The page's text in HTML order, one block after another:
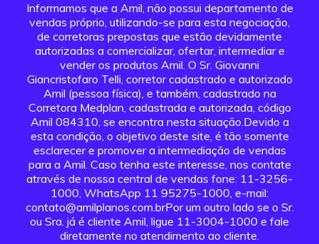
Informamos que a Amil, não possui departamento de
vendas próprio, utilizando-se para esta negociação,
de corretoras prepostas que estão devidamente
autorizadas a comercializar, ofertar, intermediar e
vender os produtos Amil. O Sr. Giovanni
Giancristofaro Telli, corretor cadastrado e autorizado
Amil (pessoa física), e também, cadastrado na
Corretora Medplan, cadastrada e autorizada, código
Amil 084310, se encontra nesta situação.Devido a
esta condição, o objetivo deste site, é tão somente
esclarecer e promover a intermediação de vendas
para a Amil. Caso tenha este interesse, nos contate
através de nossa central de vendas fone: 11-3256-
1000, WhatsApp 11 95275-1000, e-mail:
contato@amilplanos.com.brPor um outro lado se o Sr.
ou Sra. já é cliente Amil, ligue 11-3004-1000 e fale
diretamente no atendimento ao cliente.